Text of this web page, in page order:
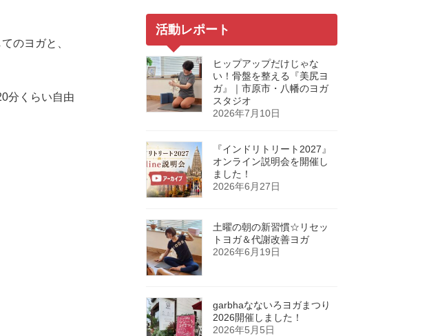
のヨガと、
分くらい自由
活動レポート
ヒップアップだけじゃな
い！骨盤を整える『美尻ヨ
ガ』｜市原市・八幡のヨガ
スタジオ
2026年7月10日
『インドリトリート2027』
オンライン説明会を開催し
ました！
2026年6月27日
土曜の朝の新習慣☆リセッ
トヨガ＆代謝改善ヨガ
2026年6月19日
garbhaなないろヨガまつり
2026開催しました！
2026年5月5日